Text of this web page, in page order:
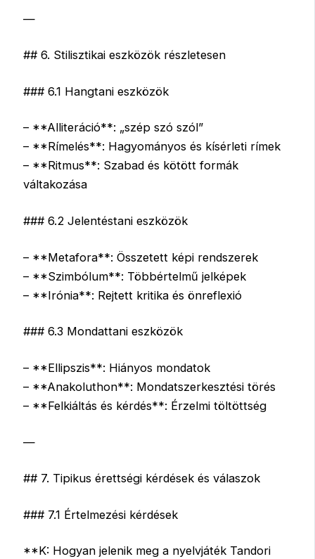
—
## 6. Stilisztikai eszközök részletesen
### 6.1 Hangtani eszközök
– **Alliteráció**: „szép szó szól”
– **Rímelés**: Hagyományos és kísérleti rímek
– **Ritmus**: Szabad és kötött formák
váltakozása
### 6.2 Jelentéstani eszközök
– **Metafora**: Összetett képi rendszerek
– **Szimbólum**: Többértelmű jelképek
– **Irónia**: Rejtett kritika és önreflexió
### 6.3 Mondattani eszközök
– **Ellipszis**: Hiányos mondatok
– **Anakoluthon**: Mondatszerkesztési törés
– **Felkiáltás és kérdés**: Érzelmi töltöttség
—
## 7. Tipikus érettségi kérdések és válaszok
### 7.1 Értelmezési kérdések
**K: Hogyan jelenik meg a nyelvjáték Tandori